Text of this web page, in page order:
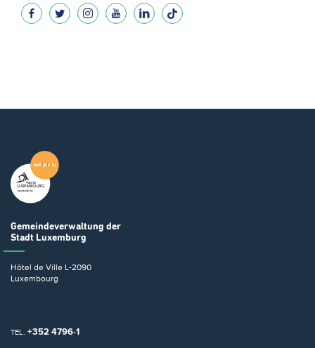
Gemeindeverwaltung der
Stadt Luxemburg
Hôtel de Ville L-2090
Luxembourg
TEL. +352 4796-1